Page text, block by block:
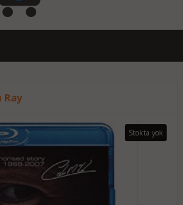
Ray
Stokta yok